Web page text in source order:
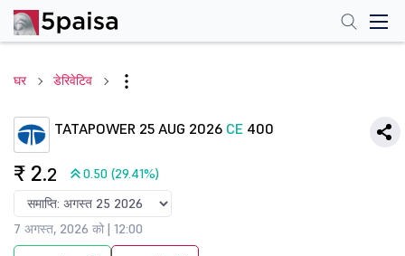
घर डेरिवेटिव
TATAPOWER 25 AUG 2026 CE 400
₹ 2.2 0.50 (29.41%)
7 अगस्त, 2026 को | 12:00